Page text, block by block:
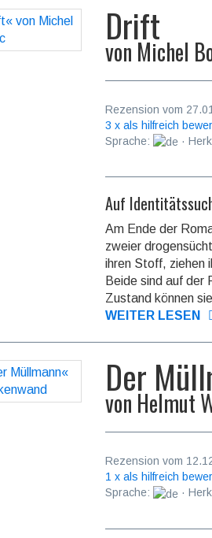
Drift
von Michel
Rezension vom
3 x als hilfreich
Sprache:
·
Auf
Am Ende der
zweier
ihren Stoff, ziehen
Beide sind auf der
Zustand können
WEITER LESEN
Der
von Helmut
Rezension vom
1 x als hilfreich
Sprache:
·